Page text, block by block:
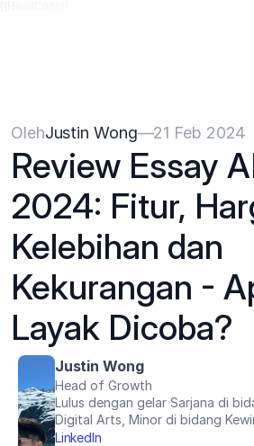
OlehJustin Wong—21 Feb 2024
Review Essay
2024: Fitur,
Kelebihan dan
Kekurangan -
Layak Dicoba?
Justin Wong
Head of Growth
Lulus dengan gelar Sarjana di
Digital Arts, Minor di bidang
LinkedIn